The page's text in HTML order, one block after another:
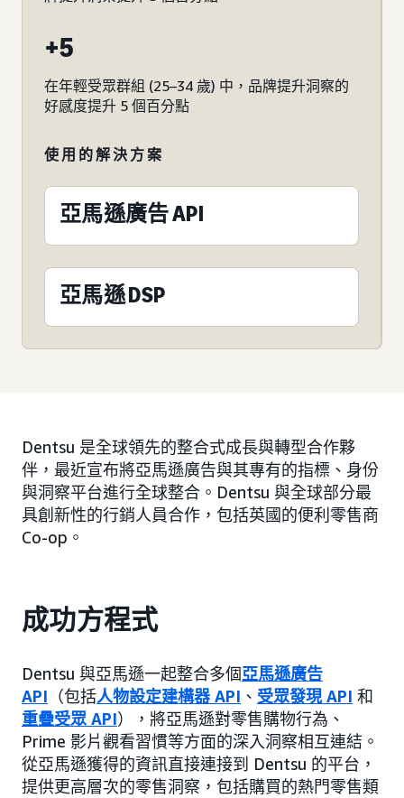
+5
在年輕受眾群組 (25–34 歲) 中，品牌提升洞察的
好感度提升 5 個百分點
使用的解決方案
亞馬遜廣告 API
亞馬遜 DSP
Dentsu 是全球領先的整合式成長與轉型合作夥
伴，最近宣布將亞馬遜廣告與其專有的指標、身份
與洞察平台進行全球整合。Dentsu 與全球部分最
具創新性的行銷人員合作，包括英國的便利零售商
Co-op。
成功方程式
Dentsu 與亞馬遜一起整合多個亞馬遜廣告
API （包括人物設定建構器 API 、 受眾發現 API 和
重疊受眾 API），將亞馬遜對零售購物行為、
Prime 影片觀看習慣等方面的深入洞察相互連結。
從亞馬遜獲得的資訊直接連接到 Dentsu 的平台，
提供更高層次的零售洞察，包括購買的熱門零售類